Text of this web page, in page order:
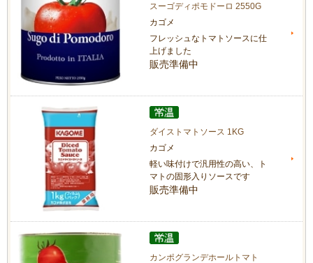
スーゴディポモドーロ 2550G
カゴメ
フレッシュなトマトソースに仕
上げました
販売準備中
ダイストマトソース 1KG
カゴメ
軽い味付けで汎用性の高い、ト
マトの固形入りソースです
販売準備中
カンポグランデホールトマト